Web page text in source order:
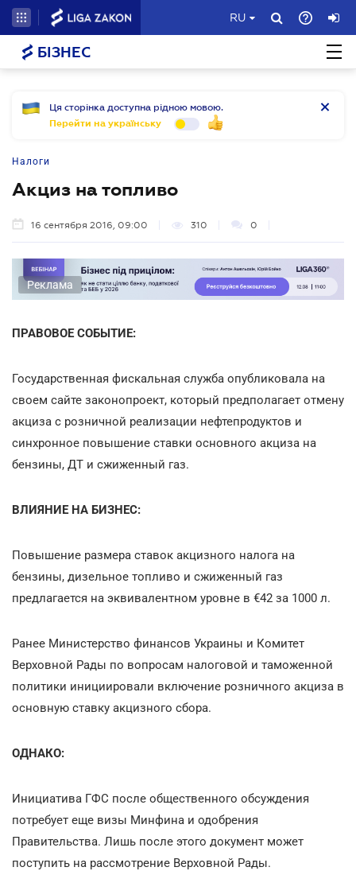
RU
БІЗНЕС
Ця сторінка доступна рідною мовою.
Перейти на українську
Налоги
Акциз на топливо
16 сентября 2016, 09:00 310 0
Реклама
ПРАВОВОЕ СОБЫТИЕ:
Государственная фискальная служба опубликовала на
своем сайте законопроект, который предполагает отмену
акциза с розничной реализации нефтепродуктов и
синхронное повышение ставки основного акциза на
бензины, ДТ и сжиженный газ.
ВЛИЯНИЕ НА БИЗНЕС:
Повышение размера ставок акцизного налога на
бензины, дизельное топливо и сжиженный газ
предлагается на эквивалентном уровне в €42 за 1000 л.
Ранее Министерство финансов Украины и Комитет
Верховной Рады по вопросам налоговой и таможенной
политики инициировали включение розничного акциза в
основную ставку акцизного сбора.
ОДНАКО:
Инициатива ГФС после общественного обсуждения
потребует еще визы Минфина и одобрения
Правительства. Лишь после этого документ может
поступить на рассмотрение Верховной Рады.